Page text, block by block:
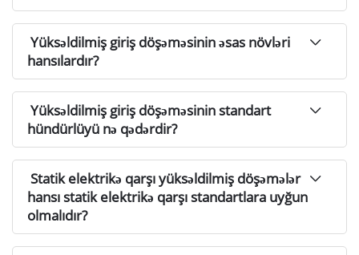
Yüksəldilmiş giriş döşəməsinin əsas növləri
hansılardır?
Yüksəldilmiş giriş döşəməsinin standart
hündürlüyü nə qədərdir?
Statik elektrikə qarşı yüksəldilmiş döşəmələr
hansı statik elektrikə qarşı standartlara uyğun
olmalıdır?